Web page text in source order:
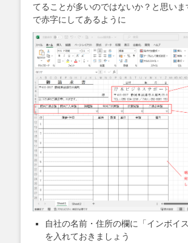
てることが多いのではないか？と思いま
で赤字にしてあるように
自社の名前・住所の欄に「インボイ
を入れておきましょう